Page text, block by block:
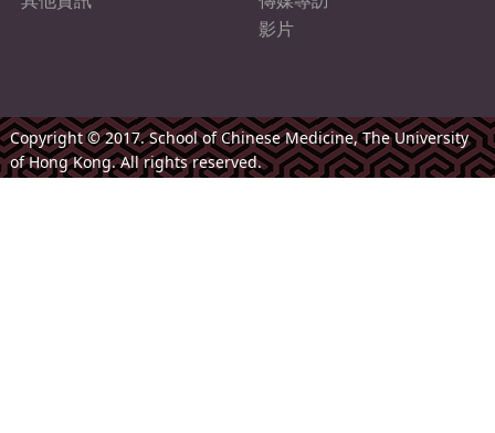
影片
Copyright © 2017. School of Chinese Medicine, The University
of Hong Kong. All rights reserved.